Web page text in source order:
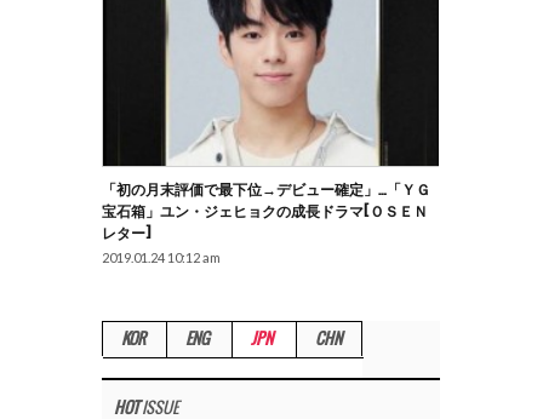
「初の月末評価で最下位→デビュー確定」…「ＹＧ
宝石箱」ユン・ジェヒョクの成長ドラマ[ＯＳＥＮ
レター]
2019.01.24 10:12 am
KOR ENG JPN CHN
HOTISSUE